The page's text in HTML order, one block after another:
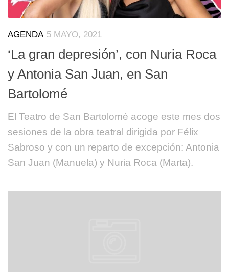
AGENDA 5 MAYO, 2021
‘La gran depresión’, con Nuria Roca
y Antonia San Juan, en San
Bartolomé
El Teatro de San Bartolomé acoge este mes dos
sesiones de la obra teatral dirigida por Félix
Sabroso y con un reparto de excepción: Antonia
San Juan (Manuela) y Nuria Roca (Marta).